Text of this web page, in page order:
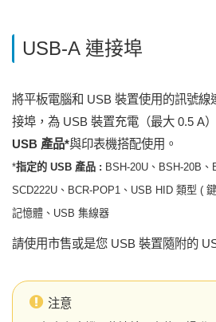
USB-A 連接埠
將平板電腦和 USB 裝置使用的訊號線
接埠，為 USB 裝置充電（最大 0.5 A
USB 產品*與印表機搭配使用。
*指定的 USB 產品 : BSH-20U、BSH-20B、
SCD222U、BCR-POP1、USB HID 類型 (
記憶體、USB 集線器
請使用市售或是您 USB 裝置隨附的
注意